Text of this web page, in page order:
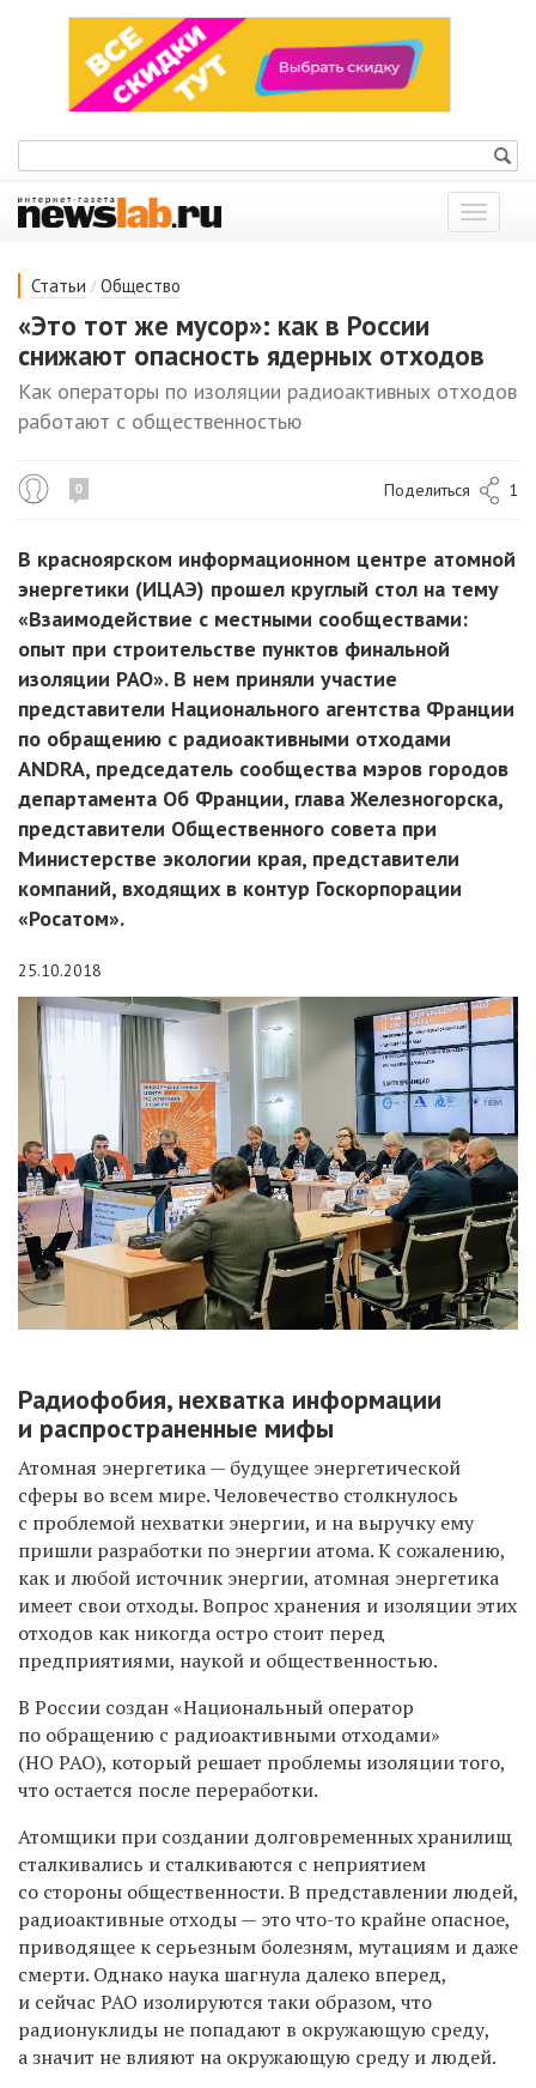
Показать
меню
Статьи / Общество
«Это тот же мусор»: как в России
снижают опасность ядерных отходов
Как операторы по изоляции радиоактивных отходов
работают с общественностью
0 Поделиться 1
В красноярском информационном центре атомной
энергетики (ИЦАЭ) прошел круглый стол на тему
«Взаимодействие с местными сообществами:
опыт при строительстве пунктов финальной
изоляции РАО». В нем приняли участие
представители Национального агентства Франции
по обращению с радиоактивными отходами
ANDRA, председатель сообщества мэров городов
департамента Об Франции, глава Железногорска,
представители Общественного совета при
Министерстве экологии края, представители
компаний, входящих в контур Госкорпорации
«Росатом».
25.10.2018
Радиофобия, нехватка информации
и распространенные мифы
Атомная энергетика — будущее энергетической
сферы во всем мире. Человечество столкнулось
с проблемой нехватки энергии, и на выручку ему
пришли разработки по энергии атома. К сожалению,
как и любой источник энергии, атомная энергетика
имеет свои отходы. Вопрос хранения и изоляции этих
отходов как никогда остро стоит перед
предприятиями, наукой и общественностью.
В России создан «Национальный оператор
по обращению с радиоактивными отходами»
(НО РАО), который решает проблемы изоляции того,
что остается после переработки.
Атомщики при создании долговременных хранилищ
сталкивались и сталкиваются с неприятием
со стороны общественности. В представлении людей,
радиоактивные отходы — это что-то крайне опасное,
приводящее к серьезным болезням, мутациям и даже
смерти. Однако наука шагнула далеко вперед,
и сейчас РАО изолируются таки образом, что
радионуклиды не попадают в окружающую среду,
а значит не влияют на окружающую среду и людей.